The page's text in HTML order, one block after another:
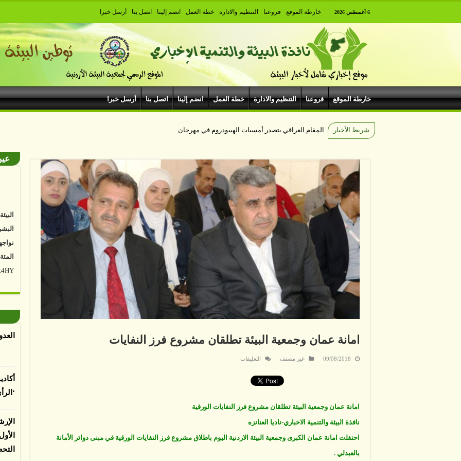
6 أغسطس 2026 خارطة الموقع فروعنا التنظيم والادارة خطة العمل انضم إلينا اتصل بنا أرسل خبرا
خارطة الموقع فروعنا التنظيم والادارة خطة العمل انضم إلينا اتصل بنا أرسل خبرا
شريط الأخبار مهرجان
امانة عمان وجمعية البيئة تطلقان مشروع فرز النفايات
09/08/2018 غير مصنف التعليقات
فرز
النفايات
امانة عمان وجمعية البيئة تطلقان مشروع فرز النفايات الورقية
نافذة البيئة والتنمية الاخباري-ناديا العنانزه
احتفلت امانة عمان الكبرى وجمعية البيئة الاردنية اليوم باطلاق مشروع فرز النفايات الورقية في مبنى دوائر الأمانة
بالعبدلي .